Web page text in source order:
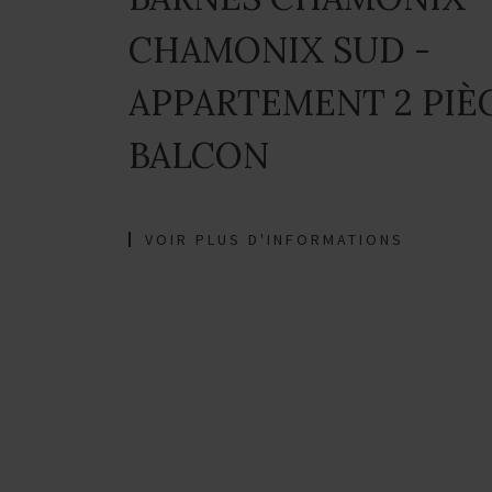
CHAMONIX SUD -
APPARTEMENT 2
BALCON
VOIR PLUS D'INFORMATIONS